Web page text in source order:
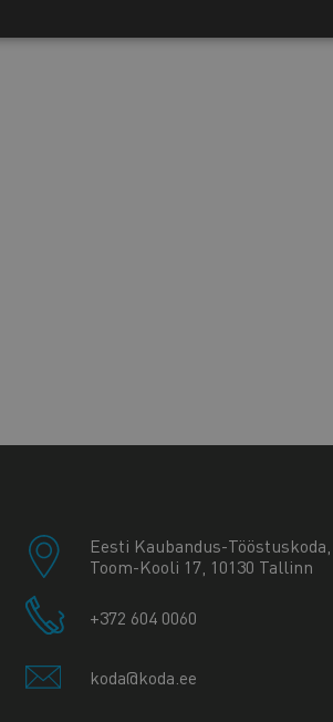
Eesti Kaubandus-Tööstuskoda,
Toom-Kooli 17, 10130 Tallinn
+372 604 0060
koda@koda.ee